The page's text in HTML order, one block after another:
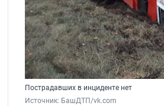
Пострадавших в инциденте нет
Источник: БашДТП/vk.com